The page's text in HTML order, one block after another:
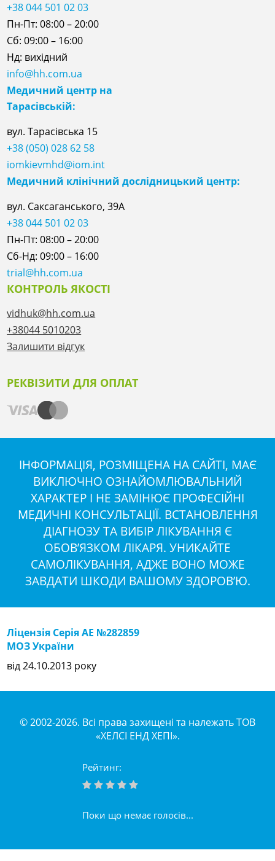
+38 044 501 02 03
Пн-Пт: 08:00 – 20:00
Сб: 09:00 – 16:00
Нд: вихідний
info@hh.com.ua
Медичний центр на
Тарасівській:
вул. Тарасівська 15
+38 (050) 028 62 58
iomkievmhd@iom.int
Медичний клінічний дослідницький центр:
вул. Саксаганського, 39А
+38 044 501 02 03
Пн-Пт: 08:00 – 20:00
Сб-Нд: 09:00 – 16:00
trial@hh.com.ua
КОНТРОЛЬ ЯКОСТІ
vidhuk@hh.com.ua
+38044 5010203
Залишити відгук
РЕКВІЗИТИ ДЛЯ ОПЛАТ
ІНФОРМАЦІЯ, РОЗМІЩЕНА НА САЙТІ, МАЄ
ВИКЛЮЧНО ОЗНАЙОМЛЮВАЛЬНИЙ
ХАРАКТЕР І НЕ ЗАМІНЮЄ ПРОФЕСІЙНІ
МЕДИЧНІ КОНСУЛЬТАЦІЇ. ВСТАНОВЛЕННЯ
ДІАГНОЗУ ТА ВИБІР ЛІКУВАННЯ Є
ОБОВ’ЯЗКОМ ЛІКАРЯ. УНИКАЙТЕ
САМОЛІКУВАННЯ, АДЖЕ ВОНО МОЖЕ
ЗАВДАТИ ШКОДИ ВАШОМУ ЗДОРОВ’Ю.
Ліцензія Серія АЕ №282859
МОЗ України
від 24.10.2013 року
© 2002-2026. Всі права захищені та належать ТОВ
«ХЕЛСІ ЕНД ХЕПІ».
Рейтинг:
Поки що немає голосів...